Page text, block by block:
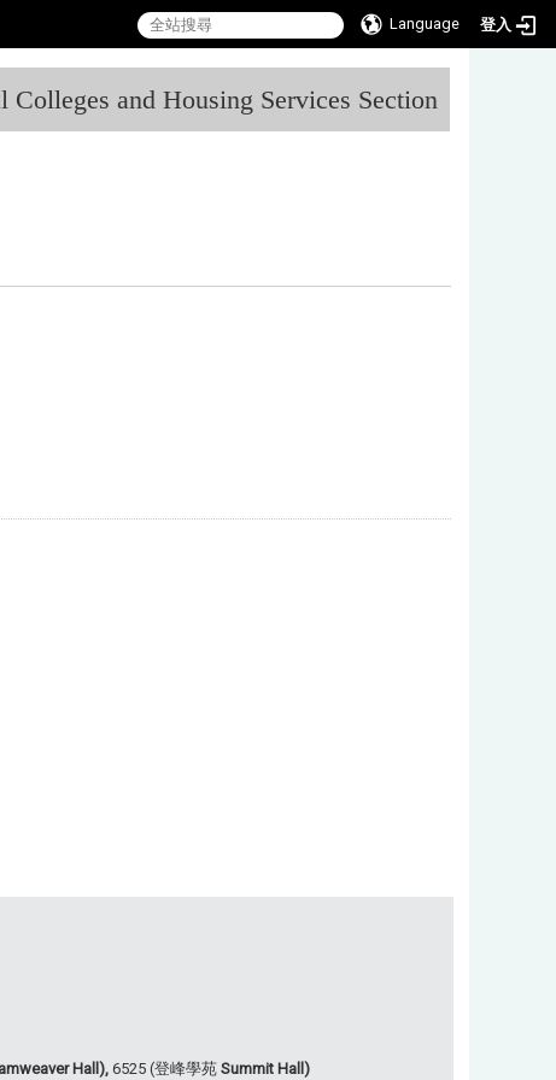
Language 登入
and Housing Services Section
Hall),6525 (登峰學苑Summit Hall)